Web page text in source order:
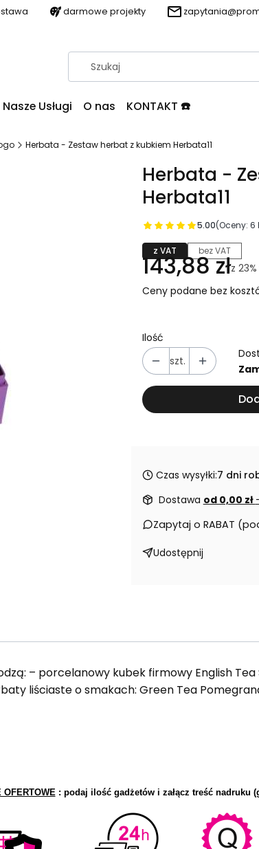
darmowe projekty
Nasze Usługi O nas KONTAKT ☎️
Herbata - Zestaw herbat z kubkiem Herbata11
Herbata -
Herbata11
5.00(Oceny: 6
z VAT bez VAT
143,88 złz 23%
Ceny podane bez
Ilość
szt.
Czas wysyłki:7 dni
Dostawa od 0,00 zł
Zapytaj o RABAT
Udostępnij
– porcelanowy kubek firmowy English
liściaste o smakach: Green Tea
OFERTOWE: podaj ilość gadżetów i załącz treść nadruku